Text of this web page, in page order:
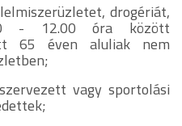
drogériát,
- 12.00 óra között
65 éven aluliak nem
vagy sportolási